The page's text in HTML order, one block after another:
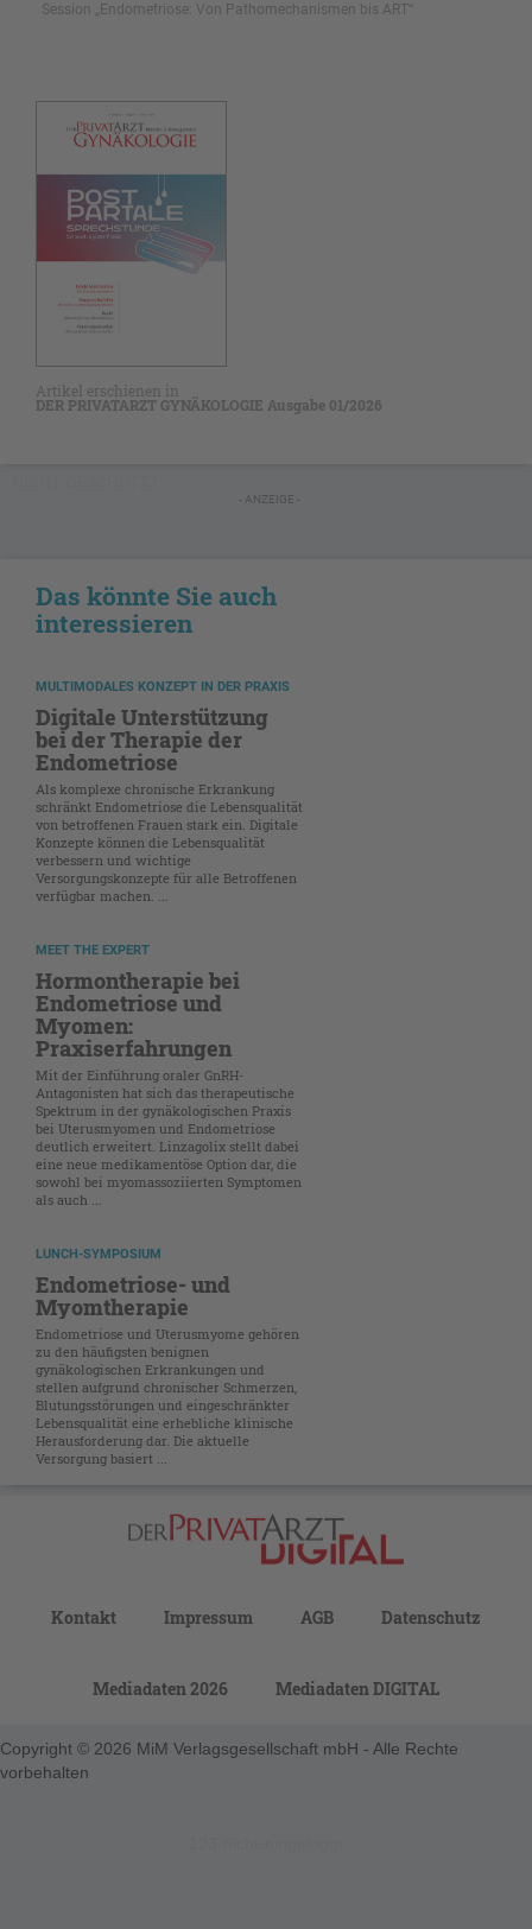
Session „Endometriose: Von Pathomechanismen bis ART“
Artikel erschienen in
DER PRIVATARZT GYNÄKOLOGIE Ausgabe 01/2026
- ANZEIGE -
Das könnte Sie auch
interessieren
MULTIMODALES KONZEPT IN DER PRAXIS
Digitale Unterstützung
bei der Therapie der
Endometriose
Als komplexe chronische Erkrankung
schränkt Endometriose die Lebensqualität
von betroffenen Frauen stark ein. Digitale
Konzepte können die Lebensqualität
verbessern und wichtige
Versorgungskonzepte für alle Betroffenen
verfügbar machen. ...
MEET THE EXPERT
Hormontherapie bei
Endometriose und
Myomen:
Praxiserfahrungen
Mit der Einführung oraler GnRH-
Antagonisten hat sich das therapeutische
Spektrum in der gynäkologischen Praxis
bei Uterusmyomen und Endometriose
deutlich erweitert. Linzagolix stellt dabei
eine neue medikamentöse Option dar, die
sowohl bei myomassoziierten Symptomen
als auch ...
LUNCH-SYMPOSIUM
Endometriose- und
Myomtherapie
Endometriose und Uterusmyome gehören
zu den häufigsten benignen
gynäkologischen Erkrankungen und
stellen aufgrund chronischer Schmerzen,
Blutungs­störungen und eingeschränkter
Lebensqualität eine erhebliche klinische
Herausforderung dar. Die aktuelle
Versorgung basiert ...
Kontakt Impressum AGB Datenschutz
Mediadaten 2026 Mediadaten DIGITAL
Copyright © 2026 MiM Verlagsgesellschaft mbH - Alle Rechte
vorbehalten